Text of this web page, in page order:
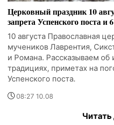
Церковный праздник 10
запрета Успенского поста и
10 августа Православная
мучеников Лаврентия,
и Романа. Рассказываем об
традициях, приметах на
Успенского поста.
08:27 10.08